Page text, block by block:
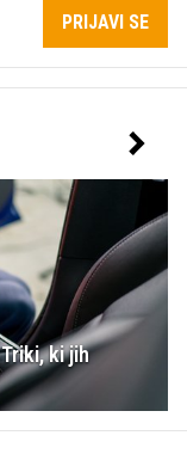
PRIJAVI SE
ki jih